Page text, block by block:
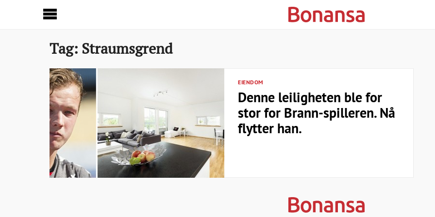
Tag: Straumsgrend
EIENDOM
Denne leiligheten ble for
stor for Brann-spilleren. Nå
flytter han.